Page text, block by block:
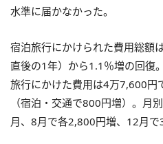
水準に届かなかった。
宿泊旅行にかけられた費用総額
直後の1年）から1.1％増の回復
旅行にかけた費用は4万7,600円
（宿泊・交通で800円増）。月
月、8月で各2,800円増、12月で